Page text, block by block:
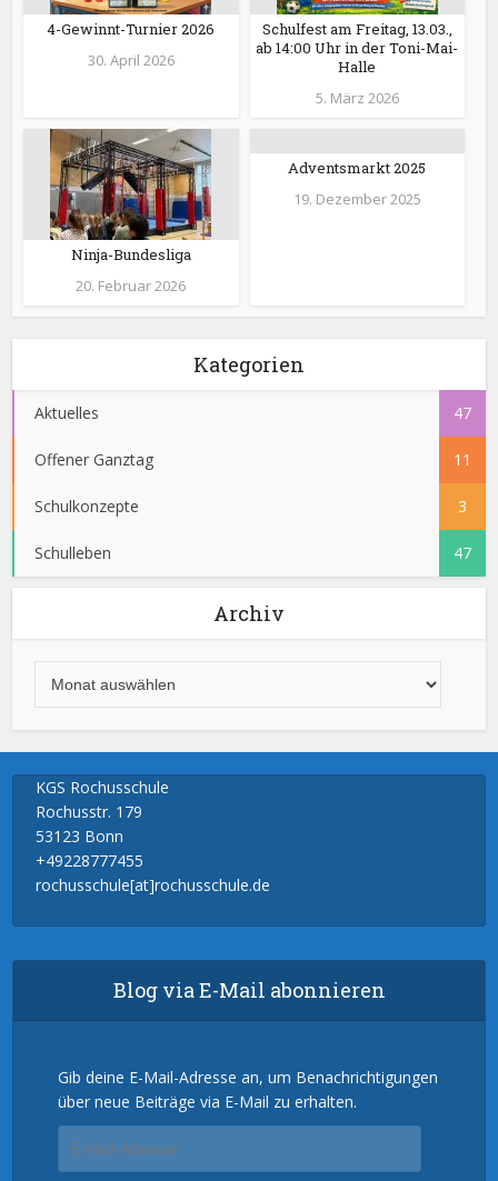
4-Gewinnt-Turnier 2026
30. April 2026
Schulfest am Freitag, 13.03.,
ab 14:00 Uhr in der Toni-Mai-
Halle
5. März 2026
Ninja-Bundesliga
20. Februar 2026
Adventsmarkt 2025
19. Dezember 2025
Kategorien
Aktuelles 47
Offener Ganztag 11
Schulkonzepte 3
Schulleben 47
Archiv
KGS Rochusschule
Rochusstr. 179
53123 Bonn
+49228777455
rochusschule[at]rochusschule.de
Blog via E-Mail abonnieren
Gib deine E-Mail-Adresse an, um Benachrichtigungen
über neue Beiträge via E-Mail zu erhalten.
Mail-